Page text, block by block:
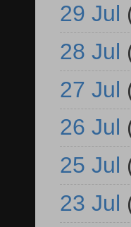
29 Jul
28 Jul
27 Jul
26 Jul
25 Jul
23 Jul